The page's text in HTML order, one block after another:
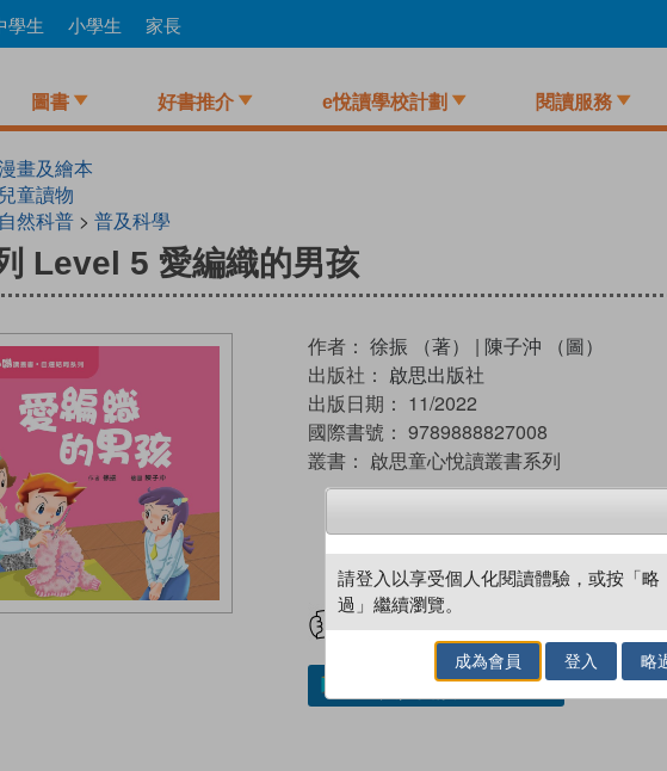
學生 小學生 家長
圖書 好書推介 e悅讀學校計劃 閱讀服務
畫及繪本
兒童讀物
自然科普 > 普及科學
Level 5 愛編織的男孩
作者： 徐振 （著） | 陳子沖 （圖）
出版社： 啟思出版社
出版日期： 11/2022
國際書號： 9789888827008
叢書： 啟思童心悅讀叢書系列
試閲 加入閱讀紀錄
請登入以享受個人化閱讀體驗，或按「略
過」繼續瀏覽。
成為會員 登入 略